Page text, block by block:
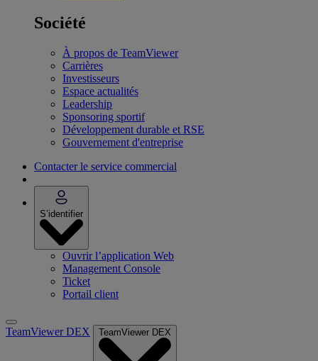
Société
À propos de TeamViewer
Carrières
Investisseurs
Espace actualités
Leadership
Sponsoring sportif
Développement durable et RSE
Gouvernement d'entreprise
Contacter le service commercial
S’identifier
Ouvrir l’application Web
Management Console
Ticket
Portail client
TeamViewer DEX TeamViewer DEX